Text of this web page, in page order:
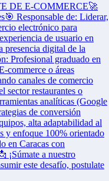
DE E-COMMERCE🚀
Responsable de: Liderar,
electrónico para
de usuario en
presencia digital de la
Profesional graduado en
commerce o áreas
canales de comercio
sector restaurantes o
analíticas (Google
de conversión
alta adaptabilidad al
y enfoque 100% orientado
en Caracas con
¡Súmate a nuestro
este desafío, postulate